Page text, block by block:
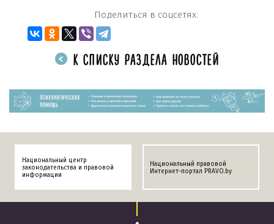
Поделиться в соцсетях:
К СПИСКУ РАЗДЕЛА НОВОСТЕЙ
Национальный центр
законодательства и правовой
информации
Национальный правовой
Интернет-портал PRAVO.by